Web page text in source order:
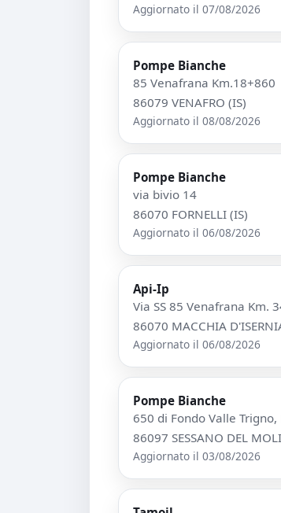
Aggiornato il 07/08/2026
Pompe Bianche
85 Venafrana Km.18+860
86079 VENAFRO (IS)
Aggiornato il 08/08/2026
Pompe Bianche
via bivio 14
86070 FORNELLI (IS)
Aggiornato il 06/08/2026
Api-Ip
Via SS 85 Venafrana Km.
86070 MACCHIA
Aggiornato il 06/08/2026
Pompe Bianche
650 di Fondo Valle
86097 SESSANO DEL
Aggiornato il 03/08/2026